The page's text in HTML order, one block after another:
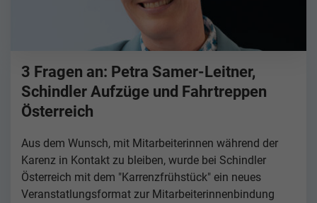
3 Fragen an: Petra Samer-Leitner,
Schindler Aufzüge und Fahrtreppen
Österreich
Aus dem Wunsch, mit Mitarbeiterinnen während der
Karenz in Kontakt zu bleiben, wurde bei Schindler
Österreich mit dem "Karrenzfrühstück" ein neues
Veranstatlungsformat zur Mitarbeiterinnenbindung